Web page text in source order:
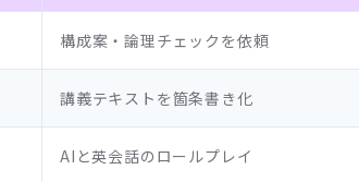
構成案・論理チェックを依頼
講義テキストを箇条書き化
AIと英会話のロールプレイ